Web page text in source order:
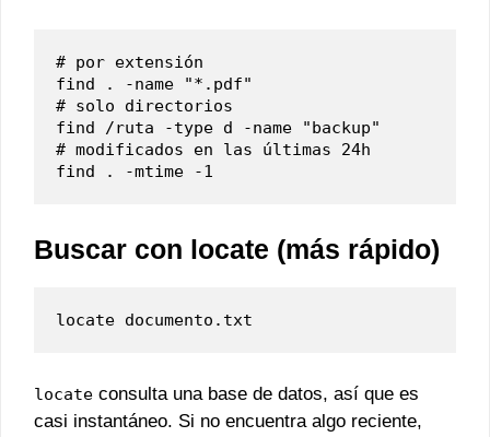
# por extensión
find . -name "*.pdf"
# solo directorios
find /ruta -type d -name "backup"
# modificados en las últimas 24h
find . -mtime -1
Buscar con locate (más rápido)
locate documento.txt
locate consulta una base de datos, así que es
casi instantáneo. Si no encuentra algo reciente,